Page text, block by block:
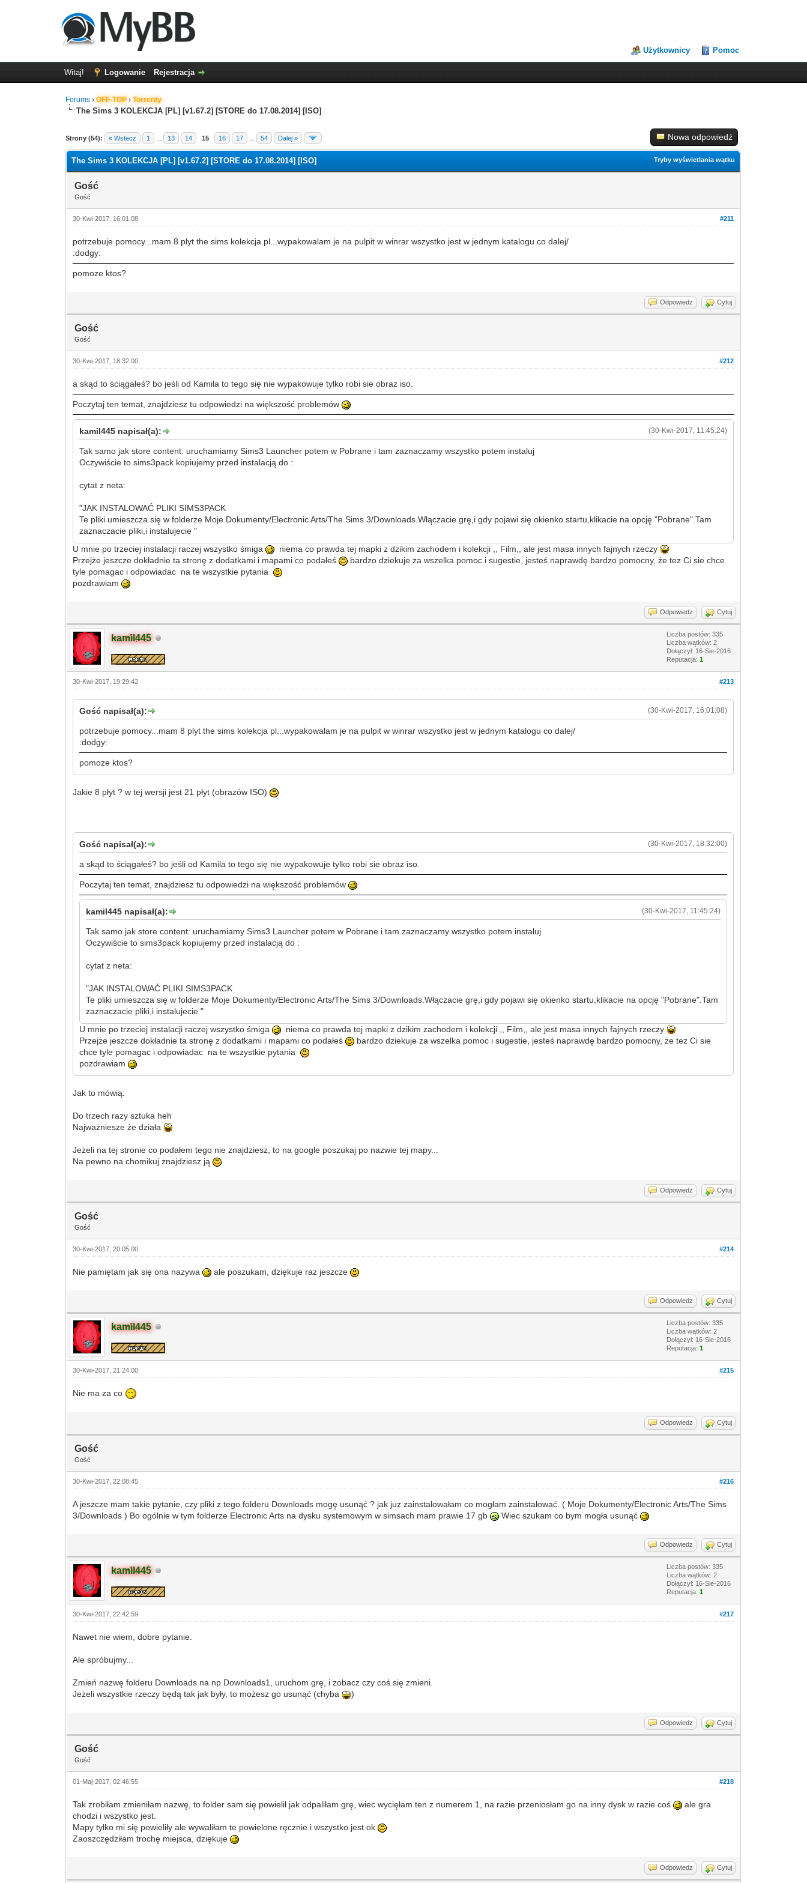
Użytkownicy Pomoc
Witaj! Logowanie Rejestracja
Forums ›OFF-TOP ›Torrenty
The Sims 3 KOLEKCJA [PL] [v1.67.2] [STORE do 17.08.2014] [ISO]
Strony (54): « Wstecz 1 13 14 15 16 17 54 Dalej » Nowa odpowiedź
Tryby wyświetlania wątku
The Sims 3 KOLEKCJA [PL] [v1.67.2] [STORE do 17.08.2014] [ISO]
Gość
Gość
#211
30-Kwi-2017, 16:01:08
potrzebuje pomocy...mam 8 plyt the sims kolekcja pl...wypakowalam je na pulpit w winrar wszystko jest w jednym katalogu co dalej/
:dodgy:
pomoze ktos?
Odpowiedz Cytuj
Gość
Gość
#212
30-Kwi-2017, 18:32:00
a skąd to ściągałeś? bo jeśli od Kamila to tego się nie wypakowuje tylko robi sie obraz iso.
Poczytaj ten temat, znajdziesz tu odpowiedzi na większość problemów
(30-Kwi-2017, 11:45:24)
kamil445 napisał(a):
Tak samo jak store content: uruchamiamy Sims3 Launcher potem w Pobrane i tam zaznaczamy wszystko potem instaluj
Oczywiście to sims3pack kopiujemy przed instalacją do :
cytat z neta:
"JAK INSTALOWAĆ PLIKI SIMS3PACK
Te pliki umieszcza się w folderze Moje Dokumenty/Electronic Arts/The Sims 3/Downloads.Włączacie grę,i gdy pojawi się okienko startu,klikacie na opcję "Pobrane".Tam
zaznaczacie pliki,i instalujecie "
U mnie po trzeciej instalacji raczej wszystko śmiga
niema co prawda tej mapki z dzikim zachodem i kolekcji ,, Film,, ale jest masa innych fajnych rzeczy
Przejże jeszcze dokładnie ta stronę z dodatkami i mapami co podałeś
bardzo dziekuje za wszelka pomoc i sugestie, jesteś naprawdę bardzo pomocny, że tez Ci sie chce
tyle pomagac i odpowiadac na te wszystkie pytania
pozdrawiam
Odpowiedz Cytuj
kamil445
Liczba postów: 335
Liczba wątków: 2
Dołączył: 16-Sie-2016
Reputacja:1
#213
30-Kwi-2017, 19:29:42
(30-Kwi-2017, 16:01:08)
Gość napisał(a):
potrzebuje pomocy...mam 8 plyt the sims kolekcja pl...wypakowalam je na pulpit w winrar wszystko jest w jednym katalogu co dalej/
:dodgy:
pomoze ktos?
Jakie 8 płyt ? w tej wersji jest 21 płyt (obrazów ISO)
(30-Kwi-2017, 18:32:00)
Gość napisał(a):
a skąd to ściągałeś? bo jeśli od Kamila to tego się nie wypakowuje tylko robi sie obraz iso.
Poczytaj ten temat, znajdziesz tu odpowiedzi na większość problemów
(30-Kwi-2017, 11:45:24)
kamil445 napisał(a):
Tak samo jak store content: uruchamiamy Sims3 Launcher potem w Pobrane i tam zaznaczamy wszystko potem instaluj
Oczywiście to sims3pack kopiujemy przed instalacją do :
cytat z neta:
"JAK INSTALOWAĆ PLIKI SIMS3PACK
Te pliki umieszcza się w folderze Moje Dokumenty/Electronic Arts/The Sims 3/Downloads.Włączacie grę,i gdy pojawi się okienko startu,klikacie na opcję "Pobrane".Tam
zaznaczacie pliki,i instalujecie "
U mnie po trzeciej instalacji raczej wszystko śmiga
niema co prawda tej mapki z dzikim zachodem i kolekcji ,, Film,, ale jest masa innych fajnych rzeczy
Przejże jeszcze dokładnie ta stronę z dodatkami i mapami co podałeś
bardzo dziekuje za wszelka pomoc i sugestie, jesteś naprawdę bardzo pomocny, że tez Ci sie
chce tyle pomagac i odpowiadac na te wszystkie pytania
pozdrawiam
Jak to mówią:
Do trzech razy sztuka heh
Najważniesze że działa
Jeżeli na tej stronie co podałem tego nie znajdziesz, to na google poszukaj po nazwie tej mapy...
Na pewno na chomikuj znajdziesz ją
Odpowiedz Cytuj
Gość
Gość
#214
30-Kwi-2017, 20:05:00
Nie pamiętam jak się ona nazywa ale poszukam, dziękuje raz jeszcze
Odpowiedz Cytuj
kamil445
Liczba postów: 335
Liczba wątków: 2
Dołączył: 16-Sie-2016
Reputacja:1
#215
30-Kwi-2017, 21:24:00
Nie ma za co
Odpowiedz Cytuj
Gość
Gość
#216
30-Kwi-2017, 22:08:45
A jeszcze mam takie pytanie, czy pliki z tego folderu Downloads mogę usunąć ? jak juz zainstalowałam co mogłam zainstalować. ( Moje Dokumenty/Electronic Arts/The Sims
3/Downloads ) Bo ogólnie w tym folderze Electronic Arts na dysku systemowym w simsach mam prawie 17 gb
Wiec szukam co bym mogła usunąć
Odpowiedz Cytuj
kamil445
Liczba postów: 335
Liczba wątków: 2
Dołączył: 16-Sie-2016
Reputacja:1
#217
30-Kwi-2017, 22:42:59
Nawet nie wiem, dobre pytanie.
Ale spróbujmy...
Zmień nazwę folderu Downloads na np Downloads1, uruchom grę, i zobacz czy coś się zmieni.
Jeżeli wszystkie rzeczy będą tak jak były, to możesz go usunąć (chyba
)
Odpowiedz Cytuj
Gość
Gość
#218
01-Maj-2017, 02:46:55
Tak zrobiłam zmieniłam nazwę, to folder sam się powielił jak odpaliłam grę, wiec wycięłam ten z numerem 1, na razie przeniosłam go na inny dysk w razie coś
ale gra
chodzi i wszystko jest.
Mapy tylko mi się powieliły ale wywaliłam te powielone ręcznie i wszystko jest ok
Zaoszczędziłam trochę miejsca, dziękuje
Odpowiedz Cytuj